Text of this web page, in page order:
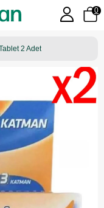
0
2 Adet